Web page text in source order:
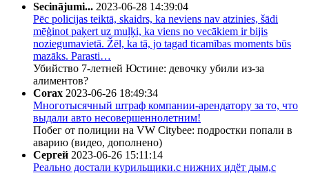
Secinājumi... 2023-06-28 14:39:04
Pēc policijas teiktā, skaidrs, ka neviens nav atzinies, šādi
mēģinot paķert uz muļķi, ka viens no vecākiem ir bijis
noziegumavietā. Žēl, ka tā, jo tagad ticamības moments būs
mazāks. Parasti…
Убийство 7-летней Юстине: девочку убили из-за
алиментов?
Corax 2023-06-26 18:49:34
Многотысячный штраф компании-арендатору за то, что
выдали авто несовершеннолетним!
Побег от полиции на VW Citybee: подростки попали в
аварию (видео, дополнено)
Сергей 2023-06-26 15:11:14
Реально достали курильщики.с нижних идёт дым,с